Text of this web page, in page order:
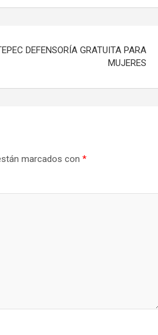
DEFENSORÍA GRATUITA PARA
MUJERES
marcados con *